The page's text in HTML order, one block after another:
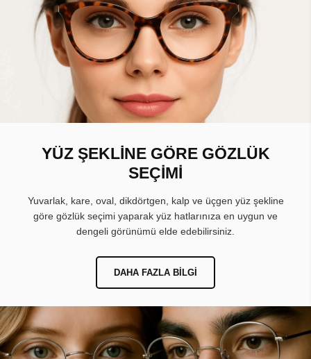
YÜZ ŞEKLİNE GÖRE GÖZLÜK
SEÇİMİ
Yuvarlak, kare, oval, dikdörtgen, kalp ve üçgen yüz şekline
göre gözlük seçimi yaparak yüz hatlarınıza en uygun ve
dengeli görünümü elde edebilirsiniz.
DAHA FAZLA BILGI